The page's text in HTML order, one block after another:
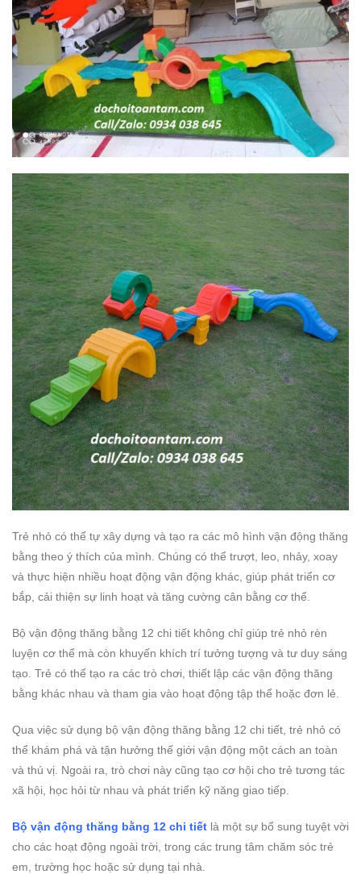
Trẻ nhỏ có thể tự xây dựng và tạo ra các mô hình vận động thăng
bằng theo ý thích của mình. Chúng có thể trượt, leo, nhảy, xoay
và thực hiện nhiều hoạt động vận động khác, giúp phát triển cơ
bắp, cải thiện sự linh hoạt và tăng cường cân bằng cơ thể.
Bộ vận động thăng bằng 12 chi tiết không chỉ giúp trẻ nhỏ rèn
luyện cơ thể mà còn khuyến khích trí tưởng tượng và tư duy sáng
tạo. Trẻ có thể tạo ra các trò chơi, thiết lập các vận động thăng
bằng khác nhau và tham gia vào hoạt động tập thể hoặc đơn lẻ.
Qua việc sử dụng bộ vận động thăng bằng 12 chi tiết, trẻ nhỏ có
thể khám phá và tận hưởng thế giới vận động một cách an toàn
và thú vị. Ngoài ra, trò chơi này cũng tạo cơ hội cho trẻ tương tác
xã hội, học hỏi từ nhau và phát triển kỹ năng giao tiếp.
Bộ vận động thăng bằng 12 chi tiết là một sự bổ sung tuyệt vời
cho các hoạt động ngoài trời, trong các trung tâm chăm sóc trẻ
em, trường học hoặc sử dụng tại nhà.